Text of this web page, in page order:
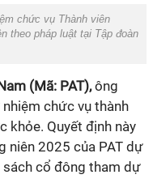
chức vụ Thành viên
theo pháp luật tại Tập đoàn
(Mã: PAT),ông
chức vụ thành
khỏe. Quyết định này
niên 2025 của PAT dự
sách cổ đông tham dự